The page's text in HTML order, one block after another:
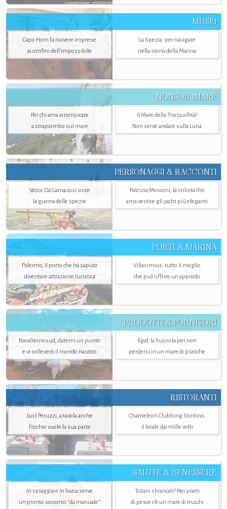
MUSEI
Capo Horn fa rivivere imprese
ai confini dell’impossibile
La Spezia. per navigare
nella storia della Marina
NONSOLOMARE
Per chi ama arrampicare
a strapiombo sul mare
Il Mare della Tranquillità?
Non serve andare sulla Luna
PERSONAGGI & RACCONTI
Vasco Da Gama così vince
la guerra delle spezie
Patrizia Mosconi, la stilista che
ama vestire gli yacht più eleganti
PORTI & MARINA
Palermo, il porto che ha saputo
diventare attrazione turistica
Villasimius, tutto il meglio
che può offrire un approdo
PRODOTTI & FORNITORI
Navaltecnosud, datemi un punto
e vi solleverò il mondo nautico
Egaf, la bussola per non
perdersi in un mare di pratiche
RISTORANTI
Just Peruzzi, a tavola anche
l’occhio vuole la sua parte
Chameleon Clubbing Stintino,
il locale dai mille volti
SALUTE & BENESSERE
In spiaggia e in barca serve
un pronto soccorso "da manuale"
Totani sbiancati? Nei piatti
di pesce c'è un mare di trucchi